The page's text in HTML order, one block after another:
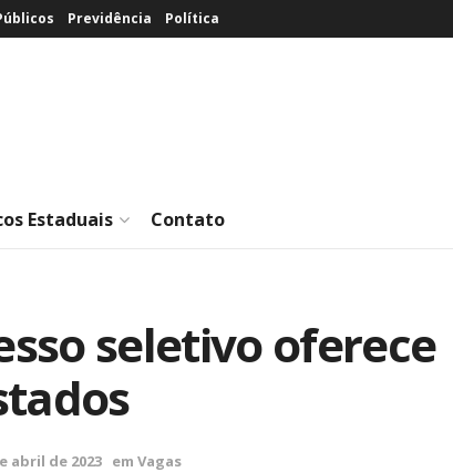
Previdência Política
Estaduais Contato
seletivo oferece
abril de 2023 em Vagas